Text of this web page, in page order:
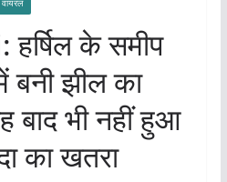
के समीप
बनी झील का
बाद भी नहीं हुआ
का खतरा